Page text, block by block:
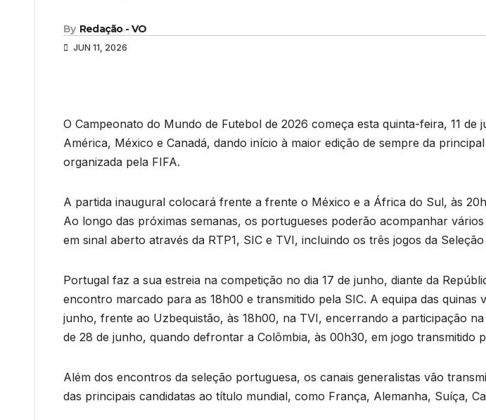
By Redação - VO
JUN 11, 2026
O Campeonato do Mundo de Futebol de 2026 começa esta quinta-feira, 11 de
América, México e Canadá, dando início à maior edição de sempre da
organizada pela FIFA.
A partida inaugural colocará frente a frente o México e a África do Sul, às
Ao longo das próximas semanas, os portugueses poderão acompanhar
em sinal aberto através da RTP1, SIC e TVI, incluindo os três jogos da
Portugal faz a sua estreia na competição no dia 17 de junho, diante da
encontro marcado para as 18h00 e transmitido pela SIC. A equipa das quinas
junho, frente ao Uzbequistão, às 18h00, na TVI, encerrando a participação
de 28 de junho, quando defrontar a Colômbia, às 00h30, em jogo transmitido
Além dos encontros da seleção portuguesa, os canais generalistas vão
das principais candidatas ao título mundial, como França, Alemanha, Suíça,